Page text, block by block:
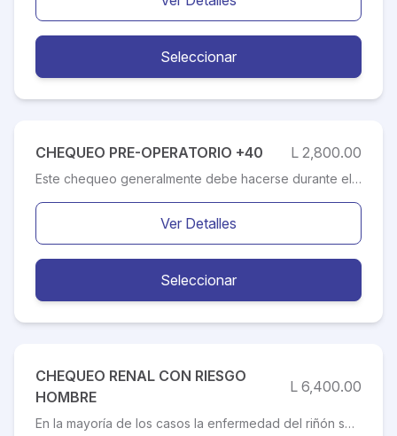
Seleccionar
CHEQUEO PRE-OPERATORIO +40 L 2,800.00
Este chequeo generalmente debe hacerse durante el mes previo a la cirugía. Esto dará un espacio tiempo a los médicos para tratar cualquier problema de salud que usted pueda manifestar antes o durante la intervención quirúrgica. El chequeo esta diseñado para pacientes mayores de 40 años, que han programado un procedimiento con su Médico Especialista tratante.
Ver Detalles
Seleccionar
CHEQUEO RENAL CON RIESGO
HOMBRE
L 6,400.00
En la mayoría de los casos la enfermedad del riñón se desarrolla de forma oculta y silenciosa, y los efectos pueden percibirse varios años después de su desarrollo. Como consecuencia de ellos, muchos pacientes con enfermedad renal no consultan a un médico hasta encontrarse en estados avanzados de la enfermedad. La prevención renal nos permite evitar complicaciones futuras o dar tratamiento oportuno a enfermedades relacionadas con la insuficiencia crónica renal.